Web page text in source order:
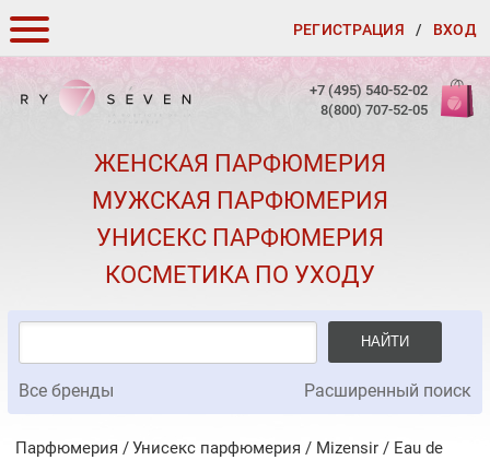
РЕГИСТРАЦИЯ / ВХОД
КАК ЗАКАЗАТЬ
СКИДКИ
КОНТАКТЫ
О КАЧЕСТВЕ
ПОДАРКИ К ЗАКАЗАМ
+7 (495) 540-52-02
8(800) 707-52-05
ЖЕНСКАЯ ПАРФЮМЕРИЯ
МУЖСКАЯ ПАРФЮМЕРИЯ
УНИСЕКС ПАРФЮМЕРИЯ
КОСМЕТИКА ПО УХОДУ
НАЙТИ
Все бренды Расширенный поиск
Парфюмерия Унисекс парфюмерия / Mizensir / Eau de